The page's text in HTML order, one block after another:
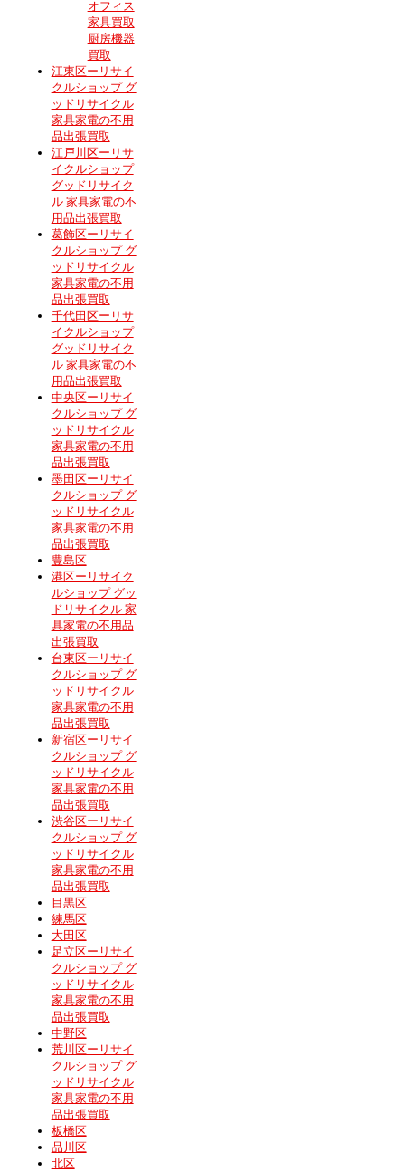
オフィス
家具買取
厨房機器
買取
江東区ーリサイ
クルショップ グ
ッドリサイクル
家具家電の不用
品出張買取
江戸川区ーリサ
イクルショップ
グッドリサイク
ル 家具家電の不
用品出張買取
葛飾区ーリサイ
クルショップ グ
ッドリサイクル
家具家電の不用
品出張買取
千代田区ーリサ
イクルショップ
グッドリサイク
ル 家具家電の不
用品出張買取
中央区ーリサイ
クルショップ グ
ッドリサイクル
家具家電の不用
品出張買取
墨田区ーリサイ
クルショップ グ
ッドリサイクル
家具家電の不用
品出張買取
豊島区
港区ーリサイク
ルショップ グッ
ドリサイクル 家
具家電の不用品
出張買取
台東区ーリサイ
クルショップ グ
ッドリサイクル
家具家電の不用
品出張買取
新宿区ーリサイ
クルショップ グ
ッドリサイクル
家具家電の不用
品出張買取
渋谷区ーリサイ
クルショップ グ
ッドリサイクル
家具家電の不用
品出張買取
目黒区
練馬区
大田区
足立区ーリサイ
クルショップ グ
ッドリサイクル
家具家電の不用
品出張買取
中野区
荒川区ーリサイ
クルショップ グ
ッドリサイクル
家具家電の不用
品出張買取
板橋区
品川区
北区